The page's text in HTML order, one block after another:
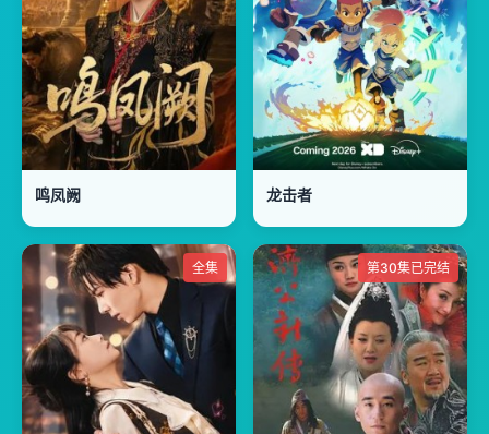
鸣凤阙 龙击者
全集 第30集已完结